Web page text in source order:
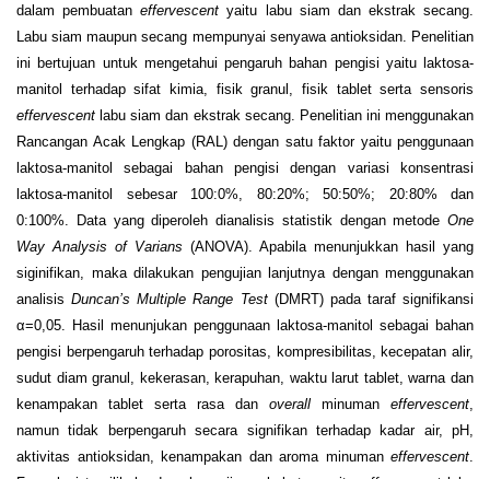
dalam pembuataneffervescent yaitu labu siam dan ekstrak secang.
Labu siam maupun secang mempunyai senyawa antioksidan. Penelitian
ini bertujuan untuk mengetahui pengaruh bahan pengisi yaitu laktosa-
manitol terhadap sifat kimia, fisik granul, fisik tablet serta sensoris
effervescent labu siam dan ekstrak secang. Penelitian ini menggunakan
Rancangan Acak Lengkap (RAL) dengan satu faktor yaitu penggunaan
laktosa-manitol sebagai bahan pengisi dengan variasi konsentrasi
laktosa-manitol sebesar 100:0%, 80:20%; 50:50%; 20:80% dan
0:100%. Data yang diperoleh dianalisis statistik dengan metode One
Way Analysis of Varians (ANOVA). Apabila menunjukkan hasil yang
siginifikan, maka dilakukan pengujian lanjutnya dengan menggunakan
analisisDuncan’s Multiple Range Test (DMRT) pada taraf signifikansi
α=0,05. Hasil menunjukan penggunaan laktosa-manitol sebagai bahan
pengisi berpengaruh terhadap porositas, kompresibilitas, kecepatan alir,
sudut diam granul, kekerasan, kerapuhan, waktu larut tablet, warna dan
kenampakan tablet serta rasa dan overall minuman effervescent
namun tidak berpengaruh secara signifikan terhadap kadar air, pH,
aktivitas antioksidan, kenampakan dan aroma minuman effervescent